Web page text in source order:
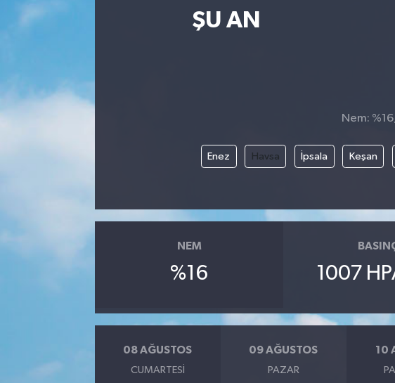
ŞU AN
Nem:
Enez Havsa İpsala Keşan
NEM
%16 1007
08 AĞUSTOS
CUMARTESI
09 AĞUSTOS
PAZAR
10